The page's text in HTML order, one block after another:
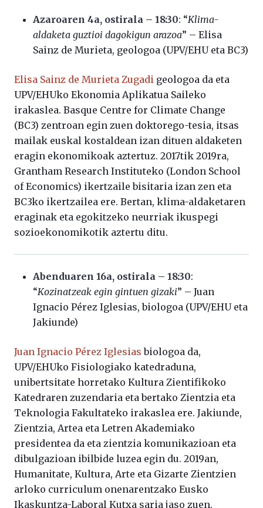
Azaroaren 4a, ostirala – 18:30: “Klima-
aldaketa guztioi dagokigun arazoa” – Elisa
Sainz de Murieta, geologoa (UPV/EHU eta BC3)
Elisa Sainz de Murieta Zugadi geologoa da eta
UPV/EHUko Ekonomia Aplikatua Saileko
irakaslea. Basque Centre for Climate Change
(BC3) zentroan egin zuen doktorego-tesia, itsas
mailak euskal kostaldean izan dituen aldaketen
eragin ekonomikoak aztertuz. 2017tik 2019ra,
Grantham Research Instituteko (London School
of Economics) ikertzaile bisitaria izan zen eta
BC3ko ikertzailea ere. Bertan, klima-aldaketaren
eraginak eta egokitzeko neurriak ikuspegi
sozioekonomikotik aztertu ditu.
Abenduaren 16a, ostirala – 18:30:
“Kozinatzeak egin gintuen gizaki” – Juan
Ignacio Pérez Iglesias, biologoa (UPV/EHU eta
Jakiunde)
Juan Ignacio Pérez Iglesias biologoa da,
UPV/EHUko Fisiologiako katedraduna,
unibertsitate horretako Kultura Zientifikoko
Katedraren zuzendaria eta bertako Zientzia eta
Teknologia Fakultateko irakaslea ere. Jakiunde,
Zientzia, Artea eta Letren Akademiako
presidentea da eta zientzia komunikazioan eta
dibulgazioan ibilbide luzea egin du. 2019an,
Humanitate, Kultura, Arte eta Gizarte Zientzien
arloko curriculum onenarentzako Eusko
Ikaskuntza-Laboral Kutxa saria jaso zuen.